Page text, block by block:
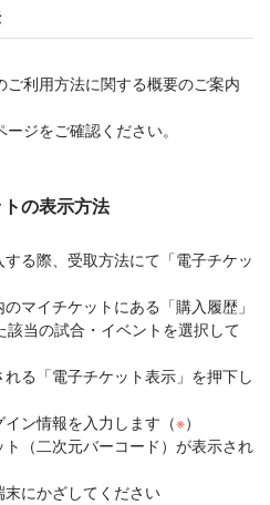
利用方法に関する概要のご案内
ージをご確認ください。
の表示方法
る際、受取方法にて「電子チケッ
マイチケットにある「購入履歴」
当の試合・イベントを選択して
る「電子チケット表示」を押下し
ン情報を入力します（※）
（二次元バーコード）が表示され
にかざしてください